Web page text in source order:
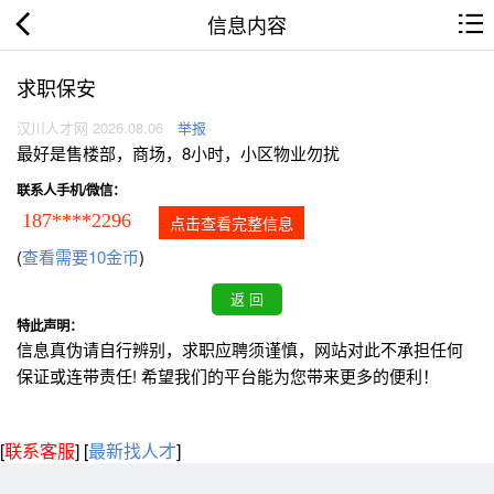
信息内容
求职保安
汉川人才网 2026.08.06 举报
最好是售楼部，商场，8小时，小区物业勿扰
联系人手机/微信：
187****2296 点击查看完整信息
(查看需要10金币)
特此声明：
信息真伪请自行辨别，求职应聘须谨慎，网站对此不承担任何
保证或连带责任! 希望我们的平台能为您带来更多的便利！
[联系客服] [最新找人才]